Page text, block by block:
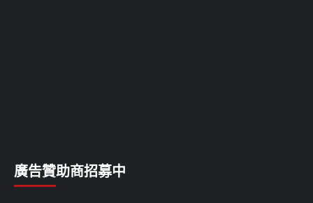
廣告贊助商招募中